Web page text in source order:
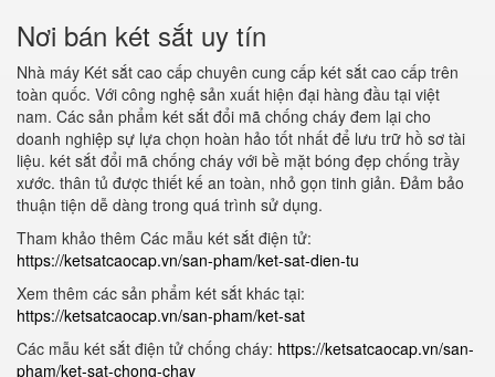
Nơi bán két sắt uy tín
Nhà máy Két sắt cao cấp chuyên cung cấp két sắt cao cấp trên
toàn quốc. Với công nghệ sản xuất hiện đại hàng đầu tại việt
nam. Các sản phẩm két sắt đổi mã chống cháy đem lại cho
doanh nghiệp sự lựa chọn hoàn hảo tốt nhất để lưu trữ hồ sơ tài
liệu. két sắt đổi mã chống cháy với bề mặt bóng đẹp chống trầy
xước. thân tủ được thiết kế an toàn, nhỏ gọn tinh giản. Đảm bảo
thuận tiện dễ dàng trong quá trình sử dụng.
Tham khảo thêm Các mẫu két sắt điện tử:
https://ketsatcaocap.vn/san-pham/ket-sat-dien-tu
Xem thêm các sản phẩm két sắt khác tại:
https://ketsatcaocap.vn/san-pham/ket-sat
Các mẫu két sắt điện tử chống cháy: https://ketsatcaocap.vn/san-
pham/ket-sat-chong-chay